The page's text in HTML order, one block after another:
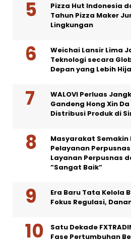
Pizza Hut Indonesia
Tahun Pizza Maker
Lingkungan
Weichai Lansir Lima
Teknologi secara
Depan yang Lebih
WALOVI Perluas
Gandeng Hong Xin
Distribusi Produk di
Masyarakat Semakin
Pelayanan
Layanan Perpusnas
”Sangat Baik”
Era Baru Tata Kelola
Fokus Regulasi,
Satu Dekade
Fase Pertumbuhan